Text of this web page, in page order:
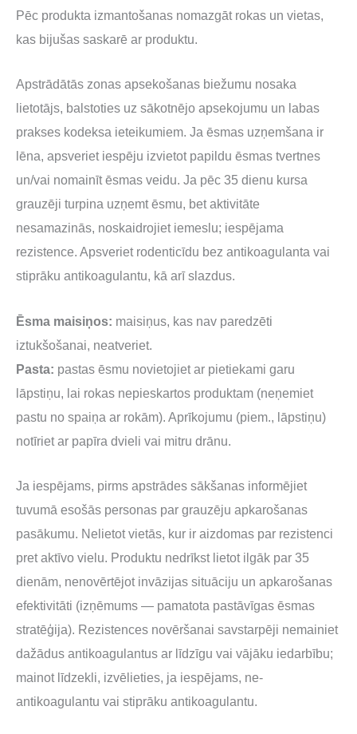
Pēc produkta izmantošanas nomazgāt rokas un vietas,
kas bijušas saskarē ar produktu.
Apstrādātās zonas apsekošanas biežumu nosaka
lietotājs, balstoties uz sākotnējo apsekojumu un labas
prakses kodeksa ieteikumiem. Ja ēsmas uzņemšana ir
lēna, apsveriet iespēju izvietot papildu ēsmas tvertnes
un/vai nomainīt ēsmas veidu. Ja pēc 35 dienu kursa
grauzēji turpina uzņemt ēsmu, bet aktivitāte
nesamazinās, noskaidrojiet iemeslu; iespējama
rezistence. Apsveriet rodenticīdu bez antikoagulanta vai
stiprāku antikoagulantu, kā arī slazdus.
Ēsma maisiņos: maisiņus, kas nav paredzēti
iztukšošanai, neatveriet.
Pasta: pastas ēsmu novietojiet ar pietiekami garu
lāpstiņu, lai rokas nepieskartos produktam (neņemiet
pastu no spaiņa ar rokām). Aprīkojumu (piem., lāpstiņu)
notīriet ar papīra dvieli vai mitru drānu.
Ja iespējams, pirms apstrādes sākšanas informējiet
tuvumā esošās personas par grauzēju apkarošanas
pasākumu. Nelietot vietās, kur ir aizdomas par rezistenci
pret aktīvo vielu. Produktu nedrīkst lietot ilgāk par 35
dienām, nenovērtējot invāzijas situāciju un apkarošanas
efektivitāti (izņēmums — pamatota pastāvīgas ēsmas
stratēģija). Rezistences novēršanai savstarpēji nemainiet
dažādus antikoagulantus ar līdzīgu vai vājāku iedarbību;
mainot līdzekli, izvēlieties, ja iespējams, ne-
antikoagulantu vai stiprāku antikoagulantu.